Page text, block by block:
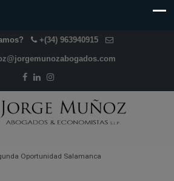
+(34) 963940915
Oportunidad Salamanca